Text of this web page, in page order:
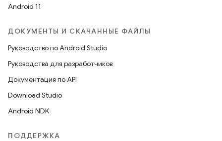
Android 11
ДОКУМЕНТЫ И СКАЧАННЫЕ ФАЙЛЫ
Руководство по Android Studio
Руководства для разработчиков
Документация по API
Download Studio
Android NDK
ПОДДЕРЖКА